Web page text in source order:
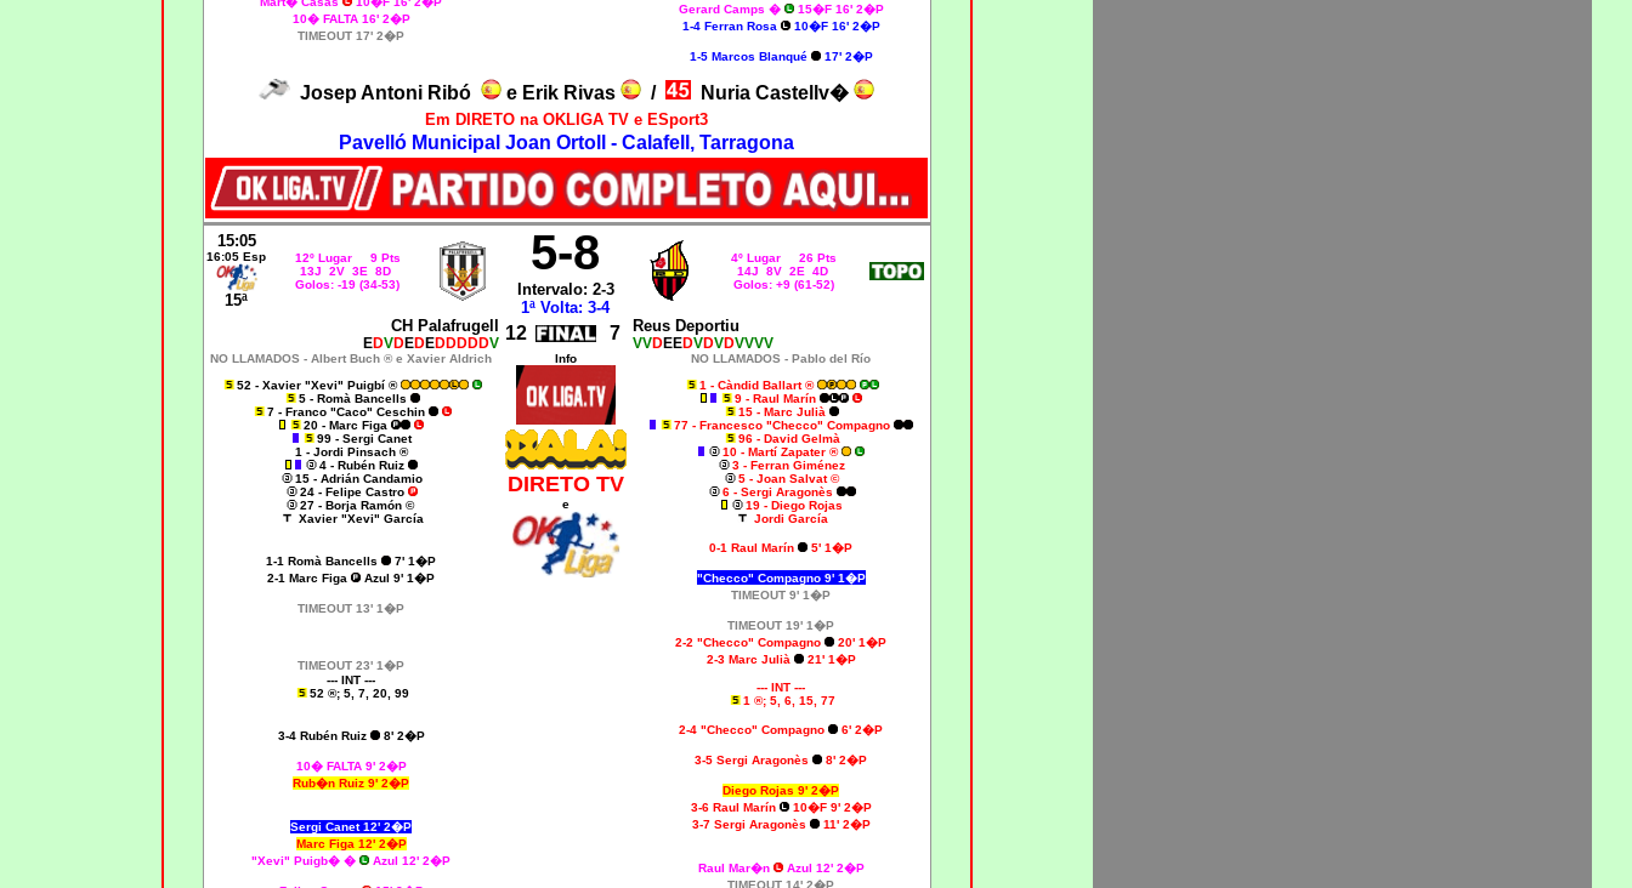
10� FALTA 16' 2�P
TIMEOUT 17' 2�P
Gerard Camps �
15�F 16' 2�P
1-4 Ferran Rosa
10�F 16' 2�P
1-5 Marcos Blanqué 17' 2�P
Josep Antoni Ribó e Erik Rivas / Nuria Castellv�
Em DIRETO na OKLIGA TV e ESport3
Pavelló Municipal Joan Ortoll - Calafell, Tarragona
15:05
16:05 Esp
15ª
12º Lugar 9 Pts
13J 2V 3E 8D
Golos: -19 (34-53)
5-8
Intervalo: 2-3
1ª Volta: 3-4
4º Lugar 26 Pts
14J 8V 2E 4D
Golos: +9 (61-52)
CH Palafrugell
EDVDEDEDDDDDV 12 7 Reus Deportiu
VVDEEDVDVDVVVV
NO LLAMADOS - Albert Buch ® e Xavier Aldrich
52 - Xavier "Xevi" Puigbí ®
5 - Romà Bancells
7 - Franco "Caco" Ceschin
20 - Marc Figa
99 - Sergi Canet
1 - Jordi Pinsach ®
4 - Rubén Ruiz
15 - Adrián Candamio
24 - Felipe Castro
27 - Borja Ramón ©
Xavier "Xevi" García
1-1 Romà Bancells
7' 1�P
2-1 Marc Figa Azul 9' 1�P
TIMEOUT 13' 1�P
TIMEOUT 23' 1�P
--- INT ---
52 ®; 5, 7, 20, 99
3-4 Rubén Ruiz 8' 2�P
10� FALTA 9' 2�P
Rub�n Ruiz 9' 2�P
Sergi Canet 12' 2�P
Marc Figa 12' 2�P
"Xevi" Puigb� � Azul 12' 2�P
Info
DIRETO TV
e
NO LLAMADOS - Pablo del Río
1 - Càndid Ballart ®
9 - Raul Marín
15 - Marc Julià
77 - Francesco "Checco" Compagno
96 - David Gelmà
10 - Martí Zapater ®
3 - Ferran Giménez
5 - Joan Salvat ©
6 - Sergi Aragonès
19 - Diego Rojas
Jordi García
0-1 Raul Marín 5' 1�P
"Checco" Compagno 9' 1�P
TIMEOUT 9' 1�P
TIMEOUT 19' 1�P
2-2 "Checco" Compagno
20' 1�P
2-3 Marc Julià
21' 1�P
--- INT ---
1 ®; 5, 6, 15, 77
2-4 "Checco" Compagno 6' 2�P
3-5 Sergi Aragonès 8' 2�P
Diego Rojas 9' 2�P
3-6 Raul Marín
10�F 9' 2�P
3-7 Sergi Aragonès
11' 2�P
Raul Mar�n
Azul 12' 2�P
TIMEOUT 14' 2�P